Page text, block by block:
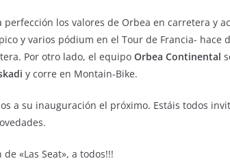
perfección los valores de Orbea en carretera y
y varios pódium en el Tour de Francia- hace
Por otro lado, el equipo Orbea Continental
y corre en Montain-Bike.
a su inauguración el próximo. Estáis todos
«Las Seat», a todos!!!